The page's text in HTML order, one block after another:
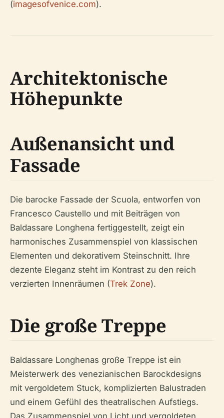
(imagesofvenice.com).
Architektonische
Höhepunkte
Außenansicht und
Fassade
Die barocke Fassade der Scuola, entworfen von
Francesco Caustello und mit Beiträgen von
Baldassare Longhena fertiggestellt, zeigt ein
harmonisches Zusammenspiel von klassischen
Elementen und dekorativem Steinschnitt. Ihre
dezente Eleganz steht im Kontrast zu den reich
verzierten Innenräumen (Trek Zone).
Die große Treppe
Baldassare Longhenas große Treppe ist ein
Meisterwerk des venezianischen Barockdesigns
mit vergoldetem Stuck, komplizierten Balustraden
und einem Gefühl des theatralischen Aufstiegs.